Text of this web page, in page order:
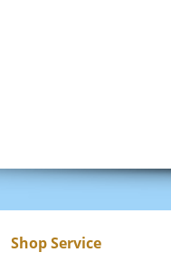
Shop Service